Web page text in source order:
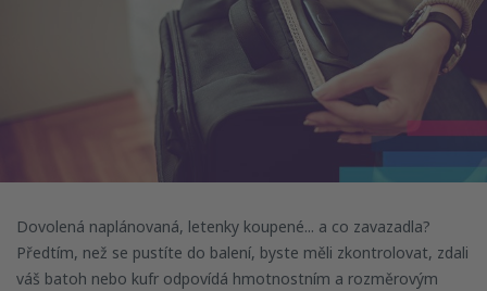
Dovolená naplánovaná, letenky koupené... a co zavazadla?
Předtím, než se pustíte do balení, byste měli zkontrolovat, zdali
váš batoh nebo kufr odpovídá hmotnostním a rozměrovým